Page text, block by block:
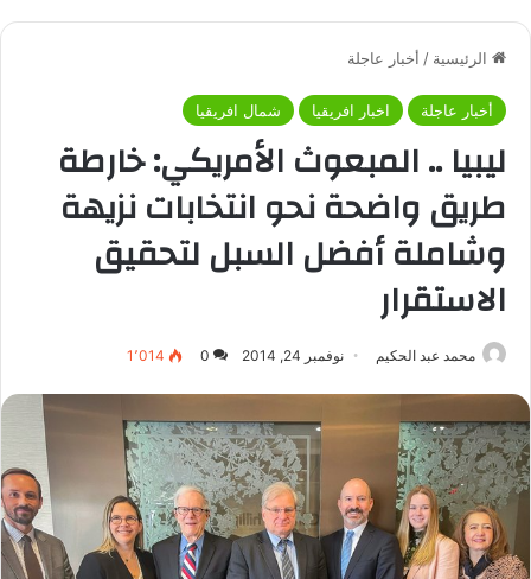
الرئيسية / أخبار عاجلة
أخبار عاجلة اخبار افريقيا شمال افريقيا
ليبيا .. المبعوث الأمريكي: خارطة
طريق واضحة نحو انتخابات نزيهة
وشاملة أفضل السبل لتحقيق
الاستقرار
محمد عبد الحكيم نوفمبر 24, 2014 0 1٬014